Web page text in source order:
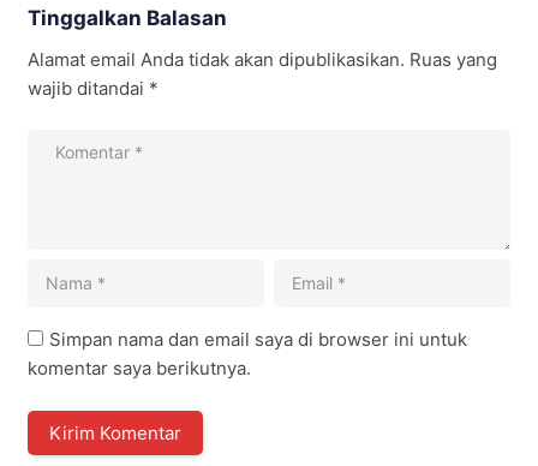
Tinggalkan Balasan
Alamat email Anda tidak akan dipublikasikan. Ruas yang
wajib ditandai *
Simpan nama dan email saya di browser ini untuk
komentar saya berikutnya.